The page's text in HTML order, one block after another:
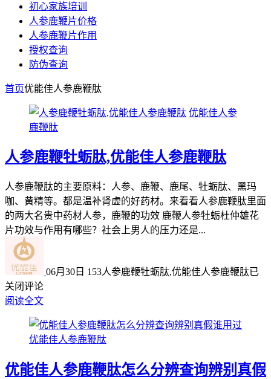
初心家族培训
人参鹿鞭片价格
人参鹿鞭片作用
授权查询
防伪查询
首页优能佳人参鹿鞭肽
优能佳人参
鹿鞭肽
人参鹿鞭牡蛎肽,优能佳人参鹿鞭肽
人参鹿鞭肽的主要原料：人参、鹿鞭、鹿尾、牡蛎肽、黑玛
咖、黄精等。都是温补肾虚的好药材。来看看人参鹿鞭肽里面
的两大名贵中药材人参，鹿鞭的功效 鹿鞭人参牡蛎杜仲雄花
片功效与作用有哪些？社会上男人的压力还是...
06月30日 153人参鹿鞭牡蛎肽,优能佳人参鹿鞭肽已
关闭评论
阅读全文
优能佳人参鹿鞭肽
优能佳人参鹿鞭肽怎么分辨查询辨别真假